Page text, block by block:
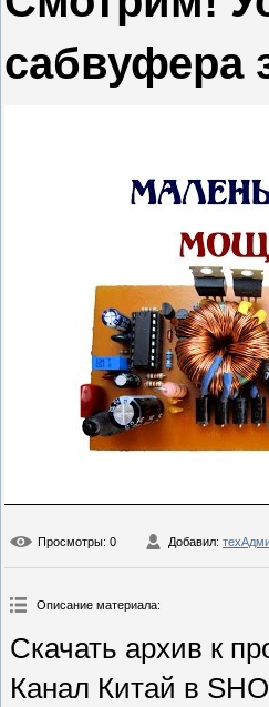
сабвуфера
Просмотры: 0 Добавил:
Описание материала:
Скачать архив к
Канал Китай в